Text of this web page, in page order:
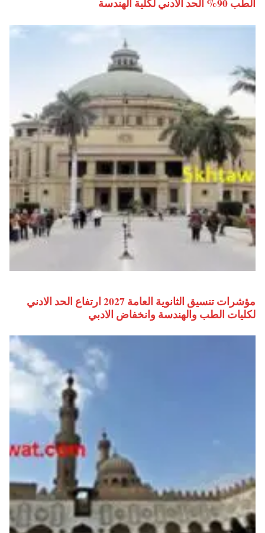
مؤشرات تنسيق الثانوية العامة 2027 ارتفاع الحد الادني
لكليات الطب والهندسة وانخفاض الادبي